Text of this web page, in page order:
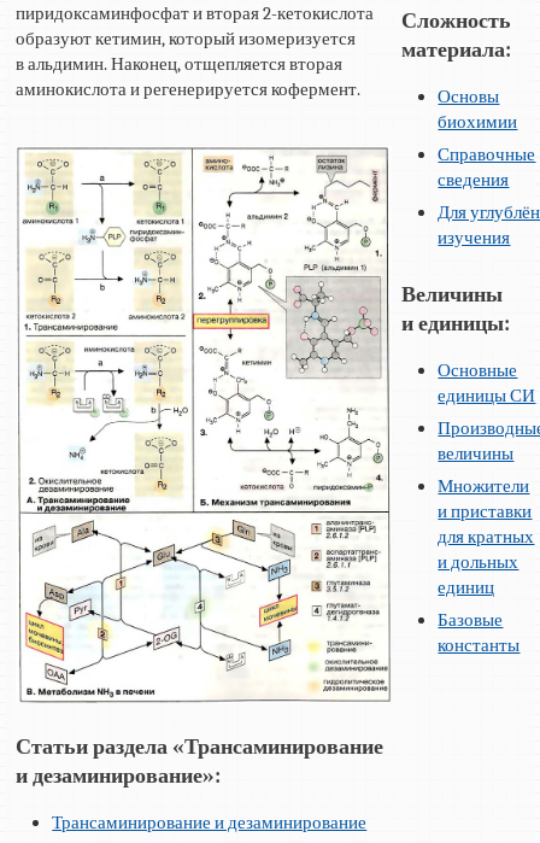
пиридоксаминфосфат и вторая 2-кетокислота
образуют кетимин, который изомеризуется
в альдимин. Наконец, отщепляется вторая
аминокислота и регенерируется кофермент.
Статьи раздела «Трансаминирование
и дезаминирование»:
Трансаминирование и дезаминирование
Сложность
материала:
Основы
биохимии
Справочные
сведения
Для
изучения
Величины
и единицы:
Основные
единицы СИ
величины
Множители
и приставки
для кратных
и дольных
единиц
Базовые
константы